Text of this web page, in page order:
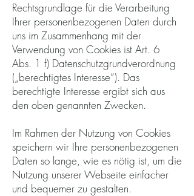
Rechtsgrundlage für die Verarbeitung
Ihrer personenbezogenen Daten durch
uns im Zusammenhang mit der
Verwendung von Cookies ist Art. 6
Abs. 1 f) Datenschutzgrundverordnung
(„berechtigtes Interesse“). Das
berechtigte Interesse ergibt sich aus
den oben genannten Zwecken.
Im Rahmen der Nutzung von Cookies
speichern wir Ihre personenbezogenen
Daten so lange, wie es nötig ist, um die
Nutzung unserer Webseite einfacher
und bequemer zu gestalten.